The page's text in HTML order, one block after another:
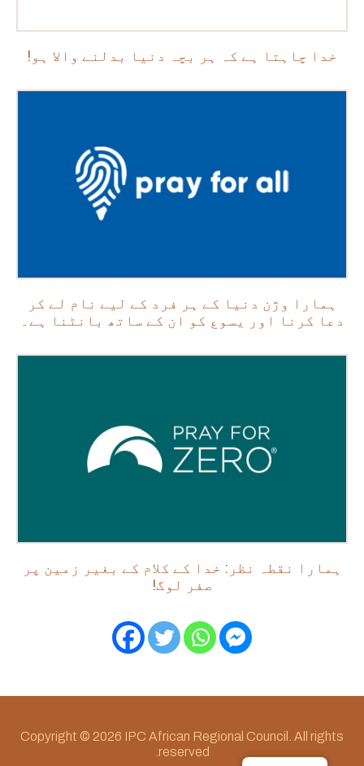
خدا چاہتا ہے کہ ہر بچہ دنیا بدلنے والا ہو!
ہمارا وژن دنیا کے ہر فرد کے لیے نام لے کر
دعا کرنا اور یسوع کو ان کے ساتھ بانٹنا ہے۔
ہمارا نقطہ نظر: خدا کے کلام کے بغیر زمین پر
صفر لوگ!
Copyright © 2026 IPC African Regional Council. All rights
reserved.